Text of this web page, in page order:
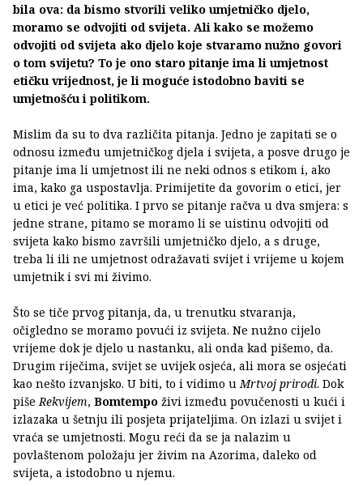
bila ova: da bismo stvorili veliko umjetničko djelo,
moramo se odvojiti od svijeta. Ali kako se možemo
odvojiti od svijeta ako djelo koje stvaramo nužno govori
o tom svijetu? To je ono staro pitanje ima li umjetnost
etičku vrijednost, je li moguće istodobno baviti se
umjetnošću i politikom.
Mislim da su to dva različita pitanja. Jedno je zapitati se o
odnosu između umjetničkog djela i svijeta, a posve drugo je
pitanje ima li umjetnost ili ne neki odnos s etikom i, ako
ima, kako ga uspostavlja. Primijetite da govorim o etici, jer
u etici je već politika. I prvo se pitanje račva u dva smjera: s
jedne strane, pitamo se moramo li se uistinu odvojiti od
svijeta kako bismo završili umjetničko djelo, a s druge,
treba li ili ne umjetnost odražavati svijet i vrijeme u kojem
umjetnik i svi mi živimo.
Što se tiče prvog pitanja, da, u trenutku stvaranja,
očigledno se moramo povući iz svijeta. Ne nužno cijelo
vrijeme dok je djelo u nastanku, ali onda kad pišemo, da.
Drugim riječima, svijet se uvijek osjeća, ali mora se osjećati
kao nešto izvanjsko. U biti, to i vidimo u Mrtvoj prirodi. Dok
piše Rekvijem, Bomtempo živi između povučenosti u kući i
izlazaka u šetnju ili posjeta prijateljima. On izlazi u svijet i
vraća se umjetnosti. Mogu reći da se ja nalazim u
povlaštenom položaju jer živim na Azorima, daleko od
svijeta, a istodobno u njemu.